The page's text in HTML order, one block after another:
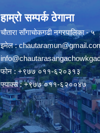
हाम्रो सम्पर्क ठेगाना
चौतारा साँगाचोकगढी नगरपालिका - ५
इमेल :
फोन : +९७७ ०११-६२०३१३
फ्याक्स : +९७७ ०११-६२००४७